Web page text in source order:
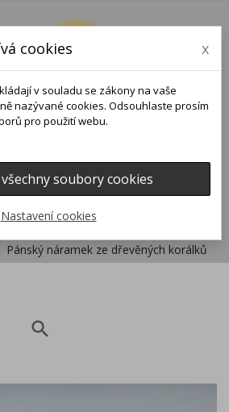
Pánský náramek ze dřevěných korálků
search
cookies x
v souladu se zákony na vaše
nazývané cookies. Odsouhlaste prosím
pro použití webu.
soubory cookies
Nastavení cookies